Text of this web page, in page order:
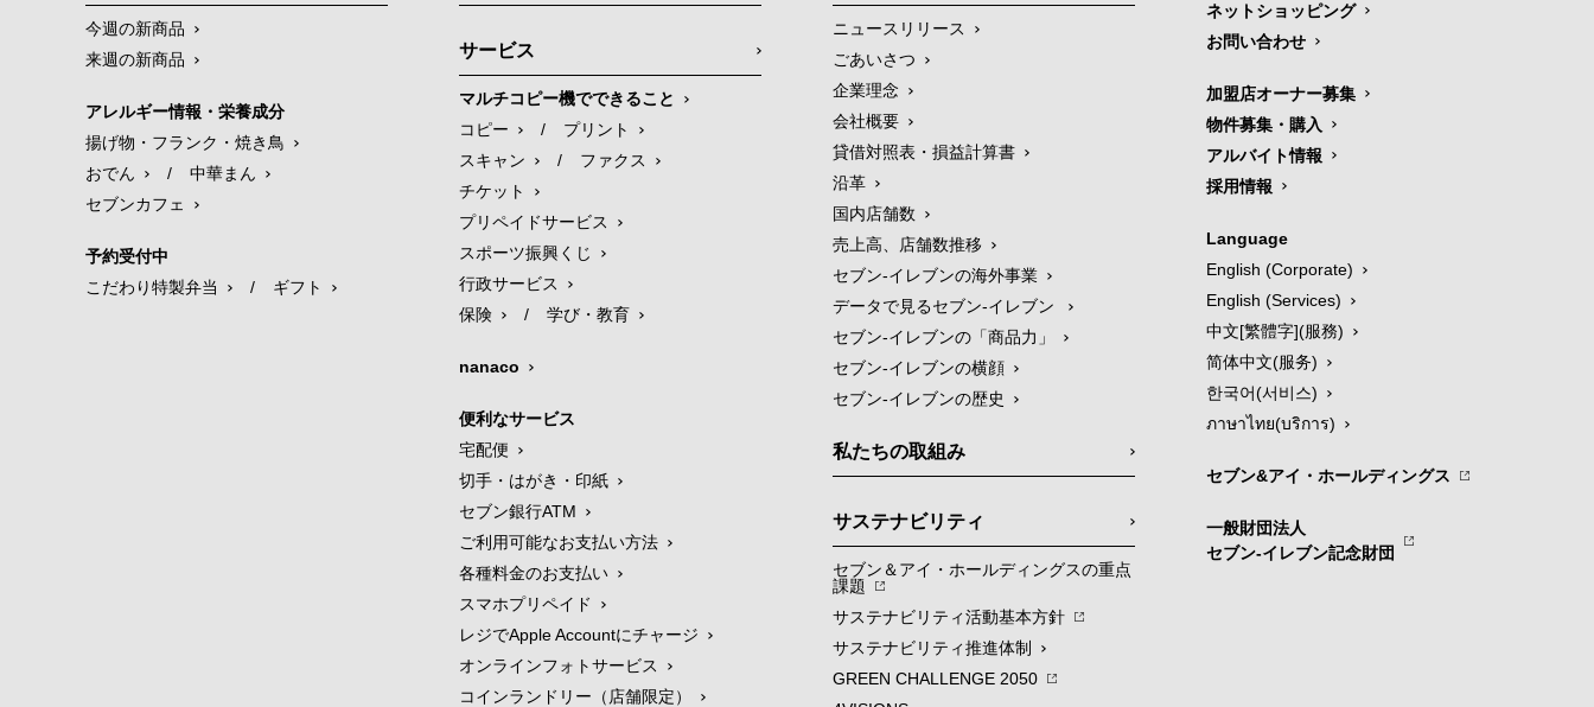
今週の新商品
来週の新商品
アレルギー情報・栄養成分
揚げ物・フランク・焼き鳥
おでん
/
中華まん
セブンカフェ
予約受付中
こだわり特製弁当
/ ギフト
サービス
マルチコピー機でできること
コピー
/
プリント
スキャン
/
ファクス
チケット
プリペイドサービス
スポーツ振興くじ
行政サービス
保険
/ 学び・教育
nanaco
便利なサービス
宅配便
切手・はがき・印紙
セブン銀行ATM
ご利用可能なお支払い方法
各種料金のお支払い
スマホプリペイド
レジでApple Accountにチャージ
オンラインフォトサービス
コインランドリー（店舗限定）
ニュースリリース
ごあいさつ
企業理念
会社概要
貸借対照表・損益計算書
沿革
国内店舗数
売上高、店舗数推移
セブン‐イレブンの海外事業
データで見るセブン‐イレブン
セブン‐イレブンの「商品力」
セブン-イレブンの横顔
セブン-イレブンの歴史
私たちの取組み
サステナビリティ
セブン＆アイ・ホールディングスの重点
課題
サステナビリティ活動基本方針
サステナビリティ推進体制
GREEN CHALLENGE 2050
ネットショッピング
お問い合わせ
加盟店オーナー募集
物件募集・購入
アルバイト情報
採用情報
Language
English (Corporate)
English (Services)
中文[繁體字](服務)
简体中文(服务)
한국어(서비스)
ภาษาไทย(บริการ)
セブン&アイ・ホールディングス
一般財団法人
セブン-イレブン記念財団